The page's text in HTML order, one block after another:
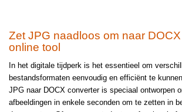
Zet JPG naadloos om naar
online tool
In het digitale tijdperk is het essentieel om
bestandsformaten eenvoudig en efficiënt te
JPG naar DOCX converter is speciaal ontworpen
afbeeldingen in enkele seconden om te zetten in